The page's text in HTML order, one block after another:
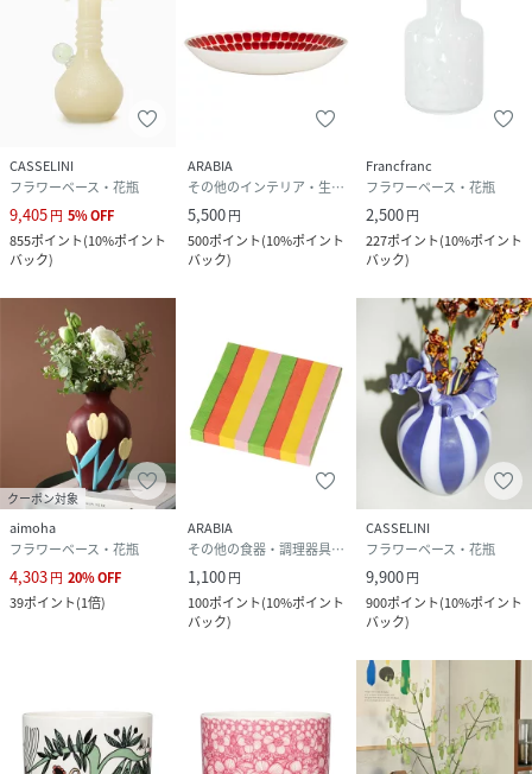
CASSELINI
フラワーベース・花瓶
9,405円 5%OFF
855ポイント(10%ポイント
バック)
ARABIA
その他のインテリア・生活雑貨
5,500円
500ポイント(10%ポイント
バック)
Francfranc
フラワーベース・花瓶
2,500円
227ポイント(10%ポイント
バック)
クーポン対象
aimoha
フラワーベース・花瓶
4,303円 20%OFF
39ポイント(1倍)
ARABIA
その他の食器・調理器具・キッチン用品
1,100円
100ポイント(10%ポイント
バック)
CASSELINI
フラワーベース・花瓶
9,900円
900ポイント(10%ポイント
バック)